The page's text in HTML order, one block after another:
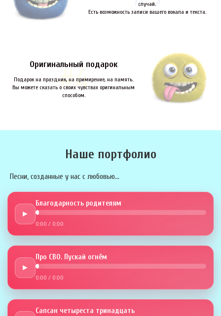
случай.
Есть возможность записи вашего вокала и текста.
Оригинальный подарок
Подарок на праздник, на примирение, на память.
Вы можете сказать о своих чувствах оригинальным
способом.
Наше портфолио
Песни, созданные у нас с любовью...
►
Благодарность родителям
0:00 / 0:00
►
Про СВО. Пускай огнём
0:00 / 0:00
Сапсан четыреста тринадцать